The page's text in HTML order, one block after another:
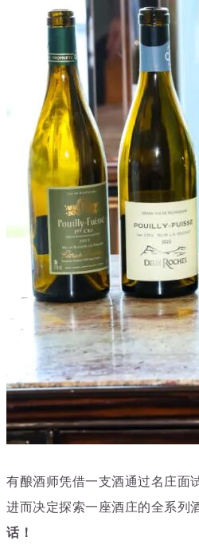
搜索文章
搜索文章
澳大利亚-新西兰
日本清酒
搜索文章
搜索文章
有酿酒师凭借一支酒通过名庄面
进而决定探索一座酒庄的全系列
话！